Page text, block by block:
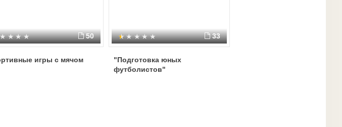
50
игры с мячом
33
"Подготовка юных
футболистов"